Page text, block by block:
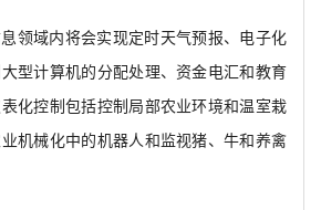
领域内将会实现定时天气预报、电子化
型计算机的分配处理、资金电汇和教育
化控制包括控制局部农业环境和温室栽
机械化中的机器人和监视猪、牛和养禽